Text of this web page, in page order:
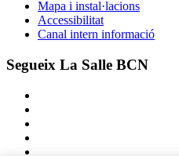
Mapa i instal·lacions
Accessibilitat
Canal intern informació
Segueix La Salle BCN